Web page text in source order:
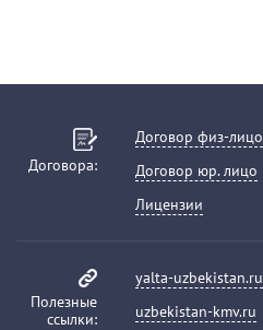
Договора:
Договор физ-лицо
Договор юр. лицо
Лицензии
Полезные
ссылки:
yalta-uzbekistan.ru
uzbekistan-kmv.ru